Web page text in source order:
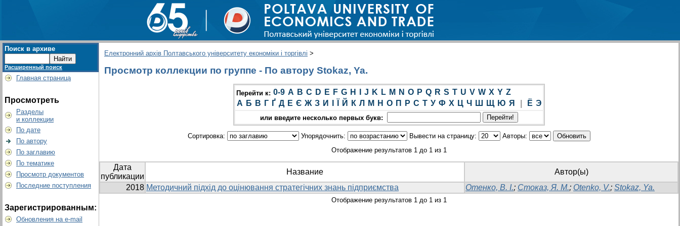
Поиск в архиве
Расширенный поиск
Главная страница
Просмотреть
Разделы
и коллекции
По дате
По автору
По заглавию
По тематике
Просмотр документов
Последние поступления
Зарегистрированным:
Обновления на e-mail
Електронний архів Полтавського університету економіки і торгівлі >
Просмотр коллекции по группе - По автору Stokaz, Ya.
Перейти к: 0-9 A B C D E F G H J K L M N O P Q R S T U V W X Y Z
А Б В Г Ґ Д Е Є Ж З И Й К Л М Н О П Р С Т У Ф Х Ц Ч Ш Щ Ю Я Ё Э
или введите несколько первых букв:
Сортировка: Упорядочнить: Вывести на страницу:
Авторы:
Отображение результатов 1 до 1 из 1
Дата
публикации
Название
Автор(ы)
2018 Методичний підхід до оцінювання стратегічних знань підприємства Отенко, В. І.; Стоказ, Я. М.; Otenko, V.; Stokaz, Ya.
Отображение результатов 1 до 1 из 1